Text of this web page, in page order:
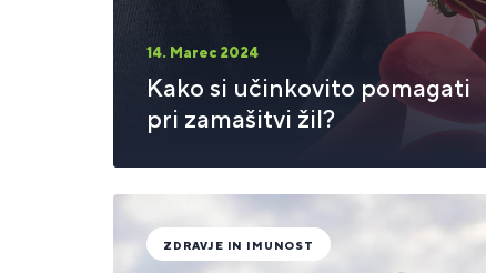
14. Marec 2024
Kako si učinkovito pomagati
pri zamašitvi žil?
ZDRAVJE IN IMUNOST